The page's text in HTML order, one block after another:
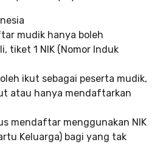
mudik hanya boleh
tiket 1 NIK (Nomor Induk
ikut sebagai peserta mudik,
atau hanya mendaftarkan
mendaftar menggunakan NIK
Keluarga) bagi yang tak